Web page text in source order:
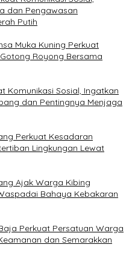
dan Pengawasan
Putih
Muka Kuning Perkuat
Royong Bersama
Komunikasi Sosial, Ingatkan
dan Pentingnya Menjaga
Perkuat Kesadaran
Lingkungan Lewat
Ajak Warga Kibing
Bahaya Kebakaran
Perkuat Persatuan Warga
dan Semarakkan